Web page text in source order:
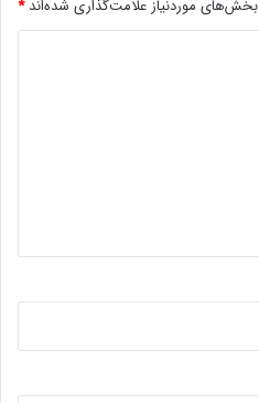
بخش‌های موردنیاز علامت‌گذاری شده‌اند*